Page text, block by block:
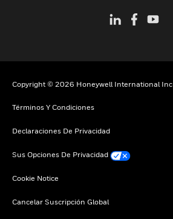
Copyright © 2026 Honeywell International Inc
Términos Y Condiciones
Declaraciones De Privacidad
Sus Opciones De Privacidad
Cookie Notice
Cancelar Suscripción Global